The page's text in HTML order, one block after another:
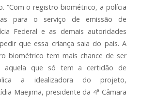
“Com o registro biométrico, a polícia
para o serviço de emissão de
Federal e as demais autoridades
que essa criança saia do país. A
biométrico tem mais chance de ser
aquela que só tem a certidão de
a idealizadora do projeto,
Maejima, presidente da 4ª Câmara